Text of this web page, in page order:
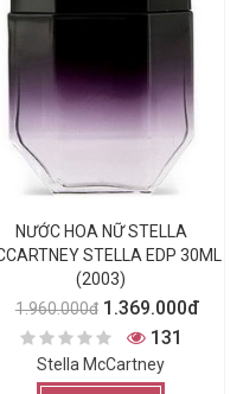
NƯỚC HOA NỮ STELLA
STELLA EDP 30ML
(2003)
1.960.000đ 1.369.000đ
131
Stella McCartney